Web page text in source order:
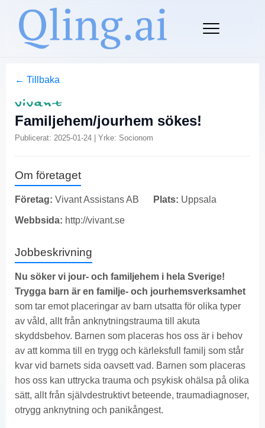
← Tillbaka
Familjehem/jourhem sökes!
Publicerat: 2025-01-24 | Yrke: Socionom
Om företaget
Företag: Vivant Assistans AB Plats: Uppsala
Webbsida: http://vivant.se
Jobbeskrivning
Nu söker vi jour- och familjehem i hela Sverige!
Trygga barn är en familje- och jourhemsverksamhet
som tar emot placeringar av barn utsatta för olika typer
av våld, allt från anknytningstrauma till akuta
skyddsbehov. Barnen som placeras hos oss är i behov
av att komma till en trygg och kärleksfull familj som står
kvar vid barnets sida oavsett vad. Barnen som placeras
hos oss kan uttrycka trauma och psykisk ohälsa på olika
sätt, allt från självdestruktivt beteende, traumadiagnoser,
otrygg anknytning och panikångest.